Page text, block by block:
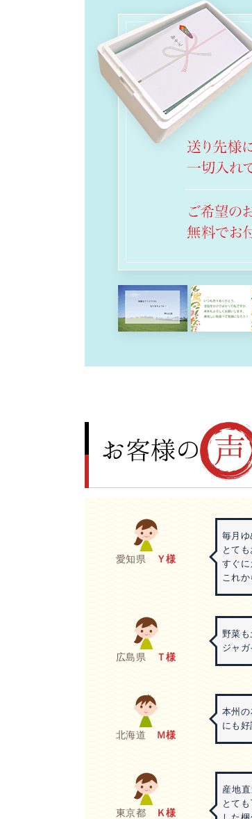
愛知県 Ｙ様
毎月ゆ
とて
すぐに
これ
広島県 Ｔ様
野菜
ジャ
北海道 Ｍ様
本州
にも好
東京都 Ｋ様
産地
とて